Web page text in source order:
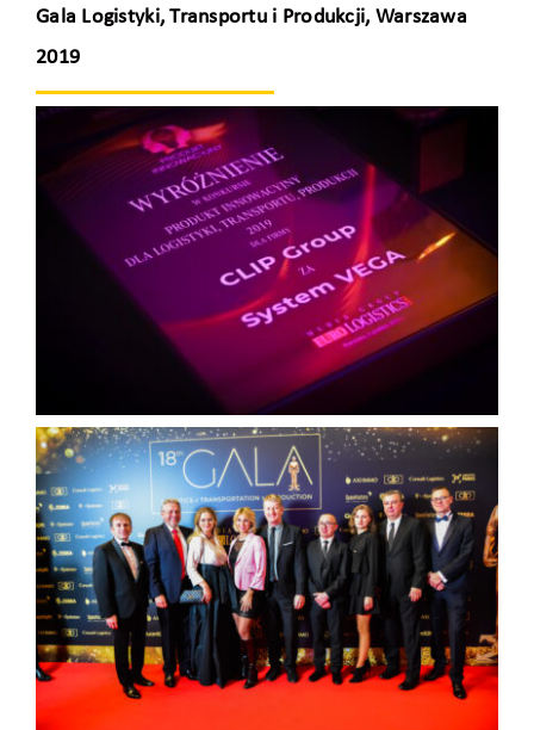
Gala Logistyki, Transportu i Produkcji, Warszawa
2019